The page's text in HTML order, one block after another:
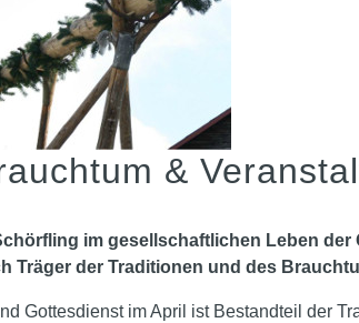
&
im gesellschaftlichen Leben
Träger der Traditionen und des
Gottesdienst im April ist Bestandteil der